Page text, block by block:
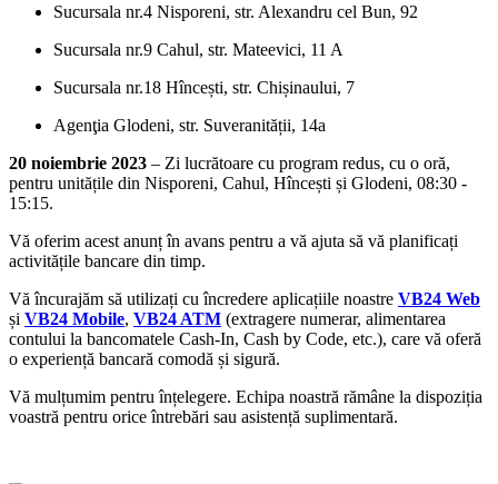
Sucursala nr.4 Nisporeni, str. Alexandru cel Bun, 92
Sucursala nr.9 Cahul, str. Mateevici, 11 A
Sucursala nr.18 Hîncești, str. Chișinaului, 7
Agenţia Glodeni, str. Suveranității, 14a
20 noiembrie 2023 – Zi lucrătoare cu program redus, cu o oră,
pentru unitățile din Nisporeni, Cahul, Hîncești și Glodeni, 08:30 -
15:15.
Vă oferim acest anunț în avans pentru a vă ajuta să vă planificați
activitățile bancare din timp.
Vă încurajăm să utilizați cu încredere aplicațiile noastre VB24 Web
și VB24 Mobile, VB24 ATM (extragere numerar, alimentarea
contului la bancomatele Cash-In, Cash by Code, etc.), care vă oferă
o experiență bancară comodă și sigură.
Vă mulțumim pentru înțelegere. Echipa noastră rămâne la dispoziția
voastră pentru orice întrebări sau asistență suplimentară.